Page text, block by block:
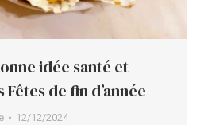
idée santé et
de fin d’année
12/12/2024